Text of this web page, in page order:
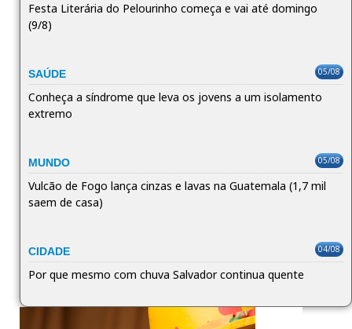
Festa Literária do Pelourinho começa e vai até domingo
(9/8)
SAÚDE 05/08
Conheça a síndrome que leva os jovens a um isolamento
extremo
MUNDO 05/08
Vulcão de Fogo lança cinzas e lavas na Guatemala (1,7 mil
saem de casa)
CIDADE 04/08
Por que mesmo com chuva Salvador continua quente